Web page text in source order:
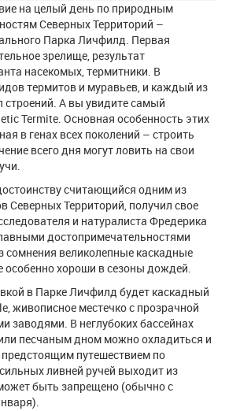
на целый день по природным
Северных Территорий –
Парка Личфилд. Первая
зрелище, результат
насекомых, термитники. В
термитов и муравьев, и каждый из
строений. А вы увидите самый
Termite. Основная особенность этих
в генах всех поколений – строить
всего дня могут ловить на свои
считающийся одним из
Северных Территорий, получил свое
и натуралиста Фредерика
достопримечательностями
сомнения великолепные каскадные
хороши в сезоны дождей.
в Парке Личфилд будет каскадный
живописное местечко с прозрачной
заводями. В неглубоких бассейнах
песчаным дном можно охладиться и
предстоящим путешествием по
ливней ручей выходит из
быть запрещено (обычно c